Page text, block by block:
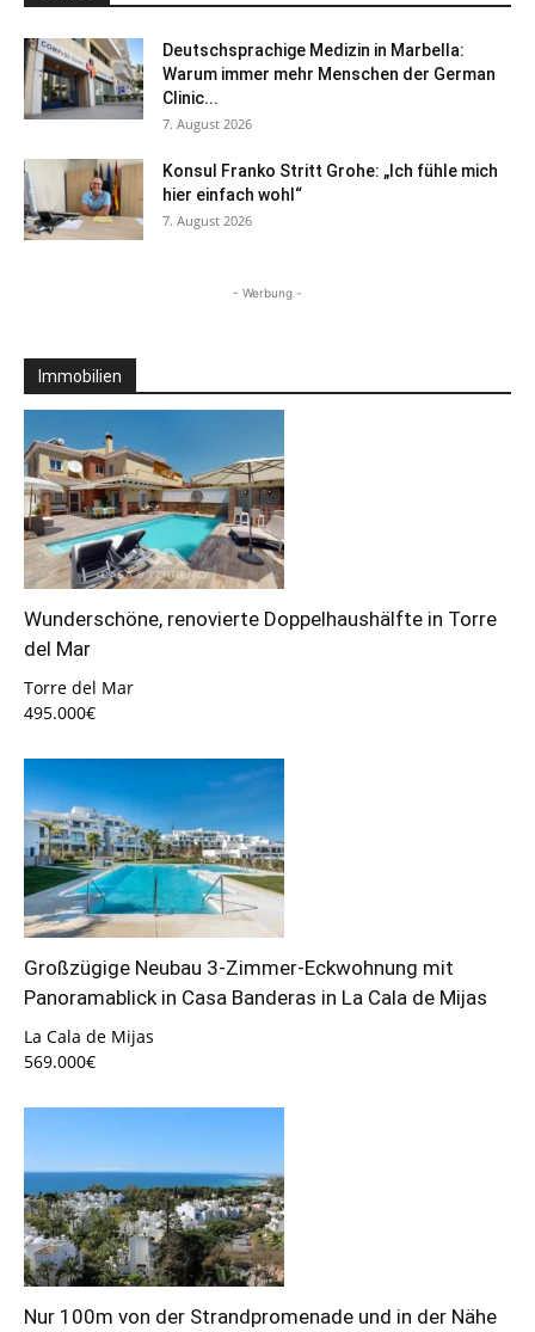
Deutschsprachige Medizin in Marbella:
Warum immer mehr Menschen der German
Clinic...
7. August 2026
Konsul Franko Stritt Grohe: „Ich fühle mich
hier einfach wohl“
7. August 2026
- Werbung -
Immobilien
Wunderschöne, renovierte Doppelhaushälfte in Torre
del Mar
Torre del Mar
495.000€
Großzügige Neubau 3-Zimmer-Eckwohnung mit
Panoramablick in Casa Banderas in La Cala de Mijas
La Cala de Mijas
569.000€
Nur 100m von der Strandpromenade und in der Nähe